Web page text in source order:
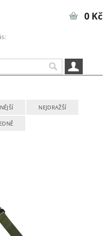
0 Kč
NEJDRAŽŠÍ